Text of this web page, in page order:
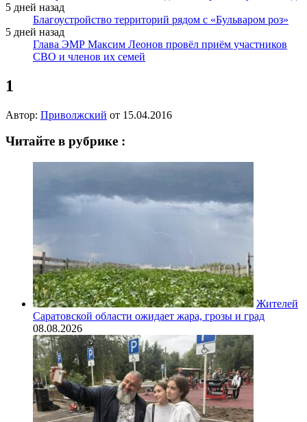
5 дней назад
Благоустройство территорий рядом с «Бульваром роз»
5 дней назад
Глава ЭМР Максим Леонов провёл приём участников
СВО и членов их семей
1
Автор: Приволжский от 15.04.2016
Читайте в рубрике :
Жителей
Саратовской области ожидает жара, грозы и град
08.08.2026